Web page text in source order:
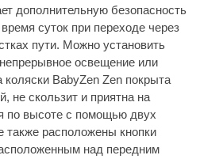
дополнительную безопасность
суток при переходе через
пути. Можно установить
освещение или
BabyZen Zen покрыта
не скользит и приятна на
по высоте с помощью двух
также расположены кнопки
над передним